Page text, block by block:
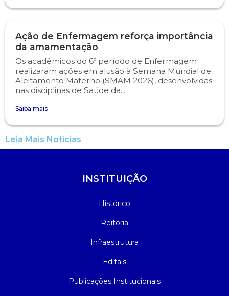
Ação de Enfermagem reforça importância
da amamentação
Os acadêmicos do 6º período de Enfermagem
realizaram ações em alusão à Semana Mundial de
Aleitamento Materno (SMAM 2026), desenvolvidas
nas disciplinas de Saúde da...
Saiba mais
Leia Mais Notícias
INSTITUIÇÃO
Histórico
Reitoria
Infraestrutura
Editais
Publicações Institucionais